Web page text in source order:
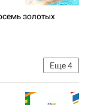
золотых
Еще4